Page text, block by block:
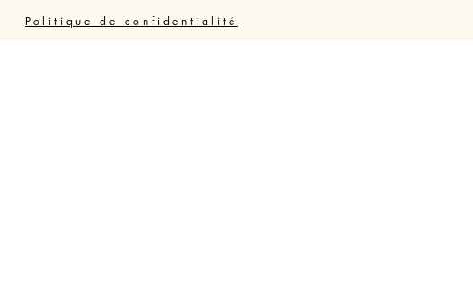
Politique de confidentialité